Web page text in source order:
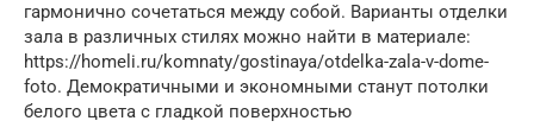
гармонично сочетаться между собой. Варианты отделки
зала в различных стилях можно найти в материале:
https://homeli.ru/komnaty/gostinaya/otdelka-zala-v-dome-
foto. Демократичными и экономными станут потолки
белого цвета с гладкой поверхностью